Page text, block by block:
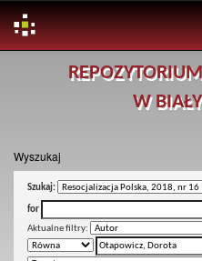
W
Wyszukaj
Szukaj:
for
Aktualne filtry: